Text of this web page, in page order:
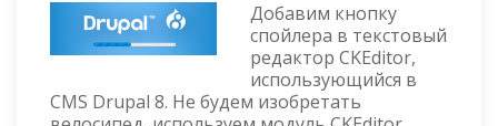
—
ДОБАВЛЯЕМ
СПОЙЛЕР
Добавим кнопку
спойлера в текстовый
редактор CKEditor,
использующийся в
CMS Drupal 8. Не будем изобретать